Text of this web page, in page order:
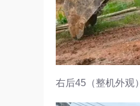
右后45（整机外观）